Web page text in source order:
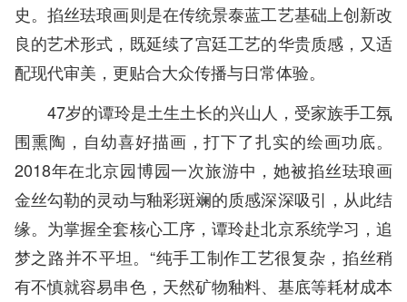
史。掐丝珐琅画则是在传统景泰蓝工艺基础上创新改
良的艺术形式，既延续了宫廷工艺的华贵质感，又适
配现代审美，更贴合大众传播与日常体验。
47岁的谭玲是土生土长的兴山人，受家族手工氛
围熏陶，自幼喜好描画，打下了扎实的绘画功底。
2018年在北京园博园一次旅游中，她被掐丝珐琅画
金丝勾勒的灵动与釉彩斑斓的质感深深吸引，从此结
缘。为掌握全套核心工序，谭玲赴北京系统学习，追
梦之路并不平坦。“纯手工制作工艺很复杂，掐丝稍
有不慎就容易串色，天然矿物釉料、基底等耗材成本